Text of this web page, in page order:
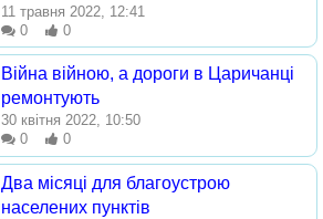
11 травня 2022, 12:41
0
0
Війна війною, а дороги в Царичанці
ремонтують
30 квітня 2022, 10:50
0
0
Два місяці для благоустрою
населених пунктів